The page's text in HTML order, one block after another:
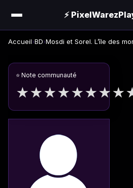
⚡
Accueil›BD›Mosdi et Sorel. L’île des
⭐ Note communauté
★★★★★★★★